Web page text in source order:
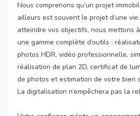
Nous comprenons qu’un projet
ailleurs est souvent le projet d’une
atteindre vos objectifs, nous mettons
une gamme complète d’outils :
photos HDR, vidéo professionnelle,
réalisation de plan 2D, certificat de
de photos et estimation de votre bien
La digitalisation n’empêchera pas la